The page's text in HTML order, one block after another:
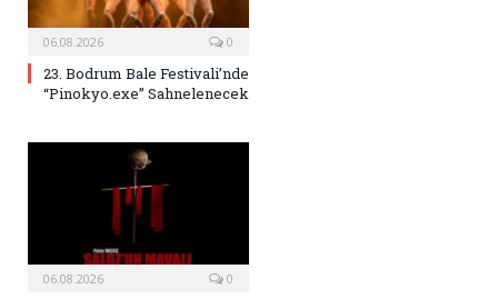
06.08.2026 0
23. Bodrum Bale Festivali’nde
“Pinokyo.exe” Sahnelenecek
06.08.2026 0